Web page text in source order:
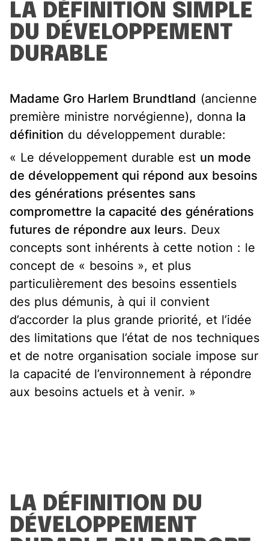
LA DÉFINITION SIMPLE
DU DÉVELOPPEMENT
DURABLE
Madame Gro Harlem Brundtland (ancienne
première ministre norvégienne), donna la
définition du développement durable:
« Le développement durable est un mode
de développement qui répond aux besoins
des générations présentes sans
compromettre la capacité des générations
futures de répondre aux leurs. Deux
concepts sont inhérents à cette notion : le
concept de « besoins », et plus
particulièrement des besoins essentiels
des plus démunis, à qui il convient
d’accorder la plus grande priorité, et l’idée
des limitations que l’état de nos techniques
et de notre organisation sociale impose sur
la capacité de l’environnement à répondre
aux besoins actuels et à venir. »
LA DÉFINITION DU
DÉVELOPPEMENT